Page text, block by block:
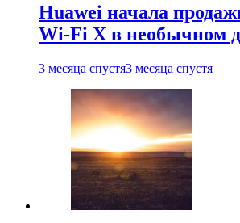
Huawei начала
Wi-Fi X в необычном
3 месяца спустя3 месяца спустя